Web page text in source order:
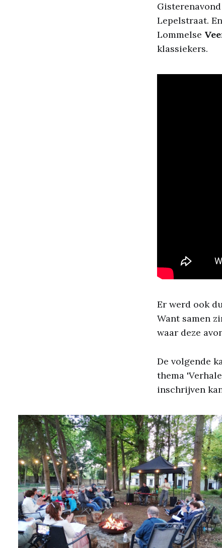
Lepelstraat.
Lommelse
klassiekers.
Er werd ook
Want samen
waar deze
De volgende
thema
inschrijven